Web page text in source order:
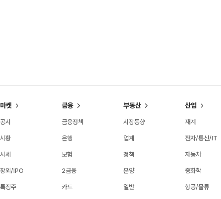
마켓
공시
시황
시세
장외/IPO
특징주
금융
금융정책
은행
보험
2금융
카드
부동산
시장동향
업계
정책
분양
일반
산업
재계
전자/통신/IT
자동차
중화학
항공/물류